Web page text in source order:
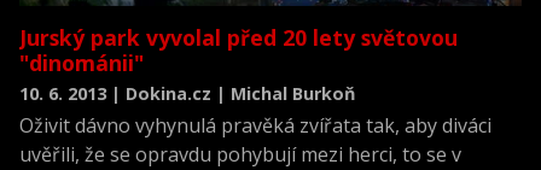
Jurský park vyvolal před 20 lety světovou
"dinománii"
10. 6. 2013 | Dokina.cz | Michal Burkoň
Oživit dávno vyhynulá pravěká zvířata tak, aby diváci
uvěřili, že se opravdu pohybují mezi herci, to se v